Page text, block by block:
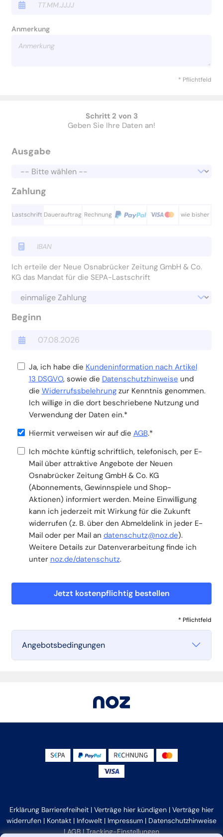
Anmerkung
* Pflichtfeld
Schritt 2 von 3
Geben Sie Ihre Daten an!
Ausgabe
Zahlung
Lastschrift Dauerauftrag Rechnung wie bisher
Ich erteile der Neue Osnabrücker Zeitung GmbH & Co.
KG das Mandat für die SEPA-Lastschrift
Beginn
Ja, ich habe die Kundeninformation nach Artikel
13 DSGVO, sowie die Datenschutzhinweise und
die Widerrufssbelehrungzur Kenntnis genommen.
Ich willige in die dort beschriebene Nutzung und
Verwendung der Daten ein.*
Hiermit verweisen wir auf die AGB.*
Ich möchte künftig schriftlich, telefonisch, per E-
Mail über attraktive Angebote der Neuen
Osnabrücker Zeitung GmbH & Co. KG
(Abonnements, Gewinnspiele und Shop-
Aktionen) informiert werden. Meine Einwilligung
kann ich jederzeit mit Wirkung für die Zukunft
widerrufen (z. B. über den Abmeldelink in jeder E-
Mail oder per Mail an datenschutz@noz.de).
Weitere Details zur Datenverarbeitung finde ich
unter noz.de/datenschutz.
Jetzt kostenpflichtig bestellen
* Pflichtfeld
Angebotsbedingungen
Erklärung Barrierefreiheit | Verträge hier kündigen | Verträge hier
widerrufen | Kontakt | Infowelt | Impressum | Datenschutzhinweise
|AGB|Tracking-Einstellungen